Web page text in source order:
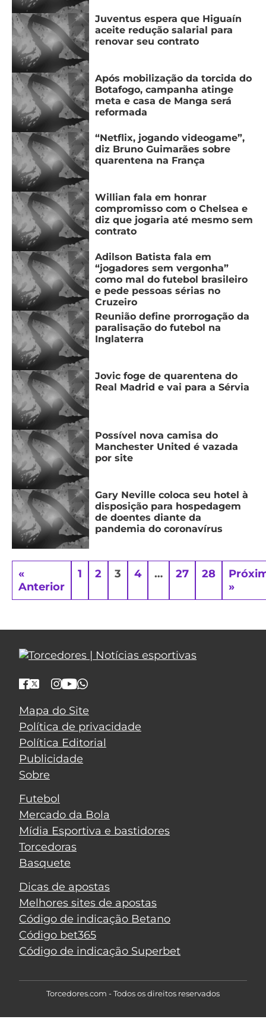
Juventus espera que Higuaín
aceite redução salarial para
renovar seu contrato
Após mobilização da torcida do
Botafogo, campanha atinge
meta e casa de Manga será
reformada
“Netflix, jogando videogame”,
diz Bruno Guimarães sobre
quarentena na França
Willian fala em honrar
compromisso com o Chelsea e
diz que jogaria até mesmo sem
contrato
Adilson Batista fala em
“jogadores sem vergonha”
como mal do futebol brasileiro
e pede pessoas sérias no
Cruzeiro
Reunião define prorrogação da
paralisação do futebol na
Inglaterra
Jovic foge de quarentena do
Real Madrid e vai para a Sérvia
Possível nova camisa do
Manchester United é vazada
por site
Gary Neville coloca seu hotel à
disposição para hospedagem
de doentes diante da
pandemia do coronavírus
«
Anterior
1 2 3 4 … 27 28
»
Mapa do Site
Política de privacidade
Política Editorial
Publicidade
Sobre
Futebol
Mercado da Bola
Mídia Esportiva e bastidores
Torcedoras
Basquete
Dicas de apostas
Melhores sites de apostas
Código de indicação Betano
Código bet365
Código de indicação Superbet
Torcedores.com - Todos os direitos reservados